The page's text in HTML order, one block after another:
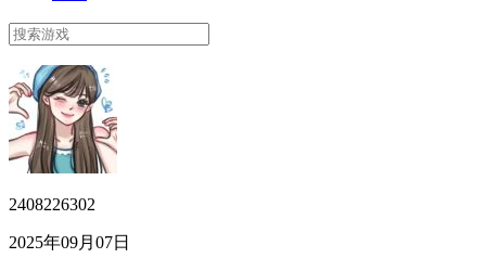
2408226302
2025年09月07日